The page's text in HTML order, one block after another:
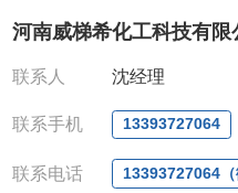
de]phenanthridine-
CAS号： 476-28-8
分子量287.31
包装：100mg，
河南威梯希化工科技有限
联系人 沈经理
联系手机 13393727064
联系电话 13393727064